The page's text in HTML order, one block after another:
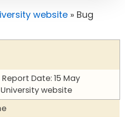
website » Bug
Report Date: 15 May
website